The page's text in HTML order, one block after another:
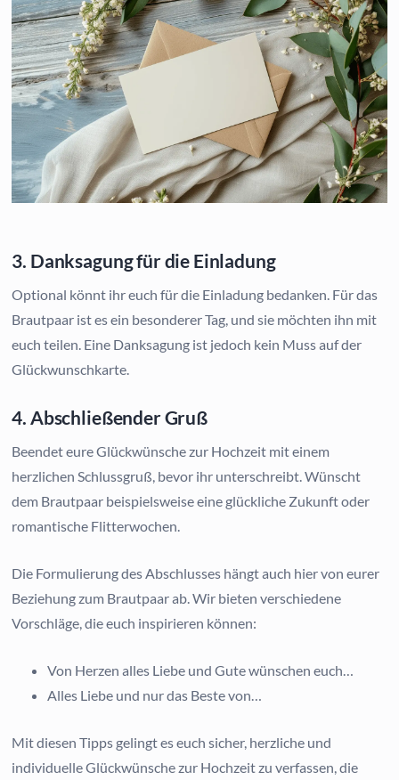
3. Danksagung für die Einladung
Optional könnt ihr euch für die Einladung bedanken. Für das
Brautpaar ist es ein besonderer Tag, und sie möchten ihn mit
euch teilen. Eine Danksagung ist jedoch kein Muss auf der
Glückwunschkarte.
4. Abschließender Gruß
Beendet eure Glückwünsche zur Hochzeit mit einem
herzlichen Schlussgruß, bevor ihr unterschreibt. Wünscht
dem Brautpaar beispielsweise eine glückliche Zukunft oder
romantische Flitterwochen.
Die Formulierung des Abschlusses hängt auch hier von eurer
Beziehung zum Brautpaar ab. Wir bieten verschiedene
Vorschläge, die euch inspirieren können:
Von Herzen alles Liebe und Gute wünschen euch…
Alles Liebe und nur das Beste von…
Mit diesen Tipps gelingt es euch sicher, herzliche und
individuelle Glückwünsche zur Hochzeit zu verfassen, die